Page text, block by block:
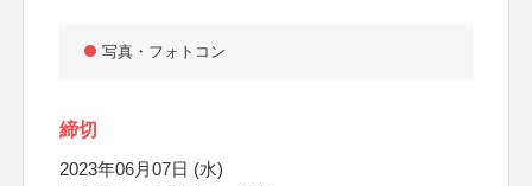
写真・フォトコン
締切
2023年06月07日 (水)